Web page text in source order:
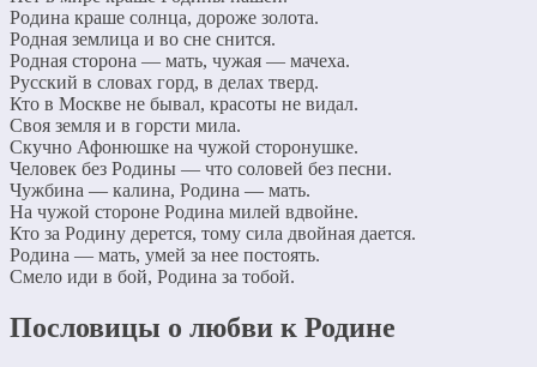
Родина краше солнца, дороже золота.
Родная землица и во сне снится.
Родная сторона — мать, чужая — мачеха.
Русский в словах горд, в делах тверд.
Кто в Москве не бывал, красоты не видал.
Своя земля и в горсти мила.
Скучно Афонюшке на чужой сторонушке.
Человек без Родины — что соловей без песни.
Чужбина — калина, Родина — мать.
На чужой стороне Родина милей вдвойне.
Кто за Родину дерется, тому сила двойная дается.
Родина — мать, умей за нее постоять.
Смело иди в бой, Родина за тобой.
Пословицы о любви к Родине